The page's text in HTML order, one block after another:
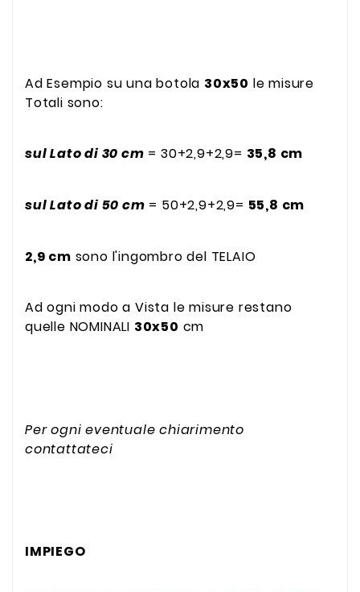
Ad Esempio su una botola 30x50 le misure
Totali sono:
sul Lato di 30 cm = 30+2,9+2,9= 35,8 cm
sul Lato di 50 cm = 50+2,9+2,9= 55,8 cm
2,9 cm sono l'ingombro del TELAIO
Ad ogni modo a Vista le misure restano
quelle NOMINALI 30x50 cm
Per ogni eventuale chiarimento
contattateci
IMPIEGO